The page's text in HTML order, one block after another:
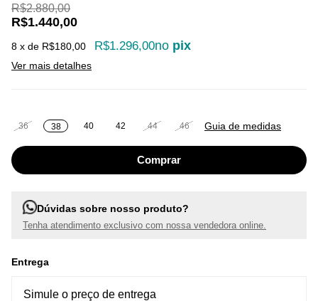
R$2.880,00
R$1.440,00
8 x de R$180,00 R$1.296,00no pix
Ver mais detalhes
36 38 40 42 44 46 Guia de medidas
Dúvidas sobre nosso produto?
Tenha atendimento exclusivo com nossa vendedora online.
Entrega
Entregas para o CEP:
Simule o preço de entrega